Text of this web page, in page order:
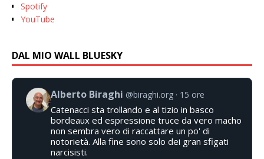
Spotify
YouTube
DAL MIO WALL BLUESKY
Alberto Biraghi @biraghi.org 15 ore
Catenacci sta trollando e al tizio in basco
bordeaux ed espressione truce da vero macho
non sembra vero di raccattare un po' di
notorietà. Alla fine sono solo dei gran sfigati
narcisisti.